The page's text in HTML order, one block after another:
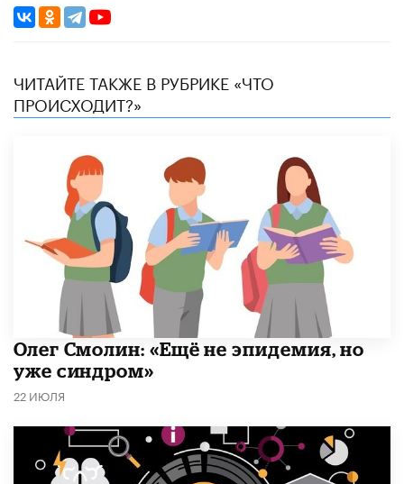
ЧИТАЙТЕ ТАКЖЕ В РУБРИКЕ «ЧТО
ПРОИСХОДИТ?»
​Олег Смолин: «Ещё не эпидемия, но
уже синдром»
22 ИЮЛЯ